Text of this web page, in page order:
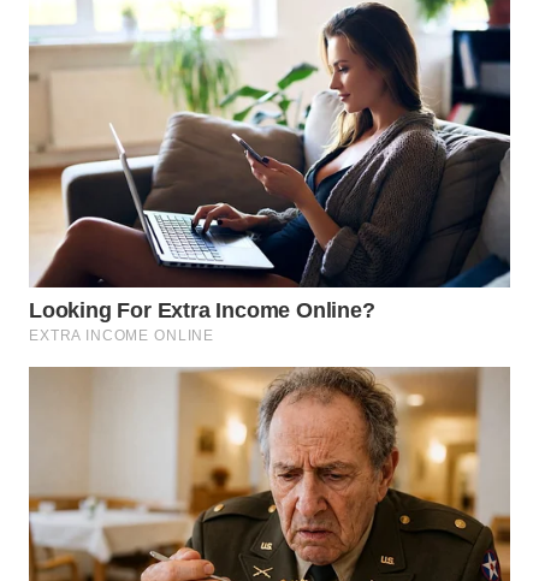
SELATAN
LESUNG
WN
KARO
WN
SIMALUNGUN
TAPANULI
TENGAH